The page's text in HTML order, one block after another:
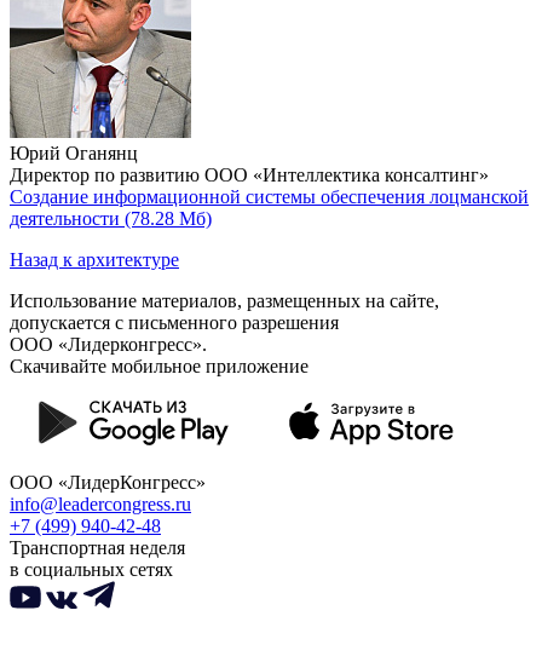
Юрий Оганянц
Директор по развитию ООО «Интеллектика консалтинг»
Создание информационной системы обеспечения лоцманской
деятельности (78.28 Мб)
Назад к архитектуре
Использование материалов, размещенных на сайте,
допускается с письменного разрешения
ООО «Лидерконгресс».
Скачивайте мобильное приложение
ООО «ЛидерКонгресс»
info@leadercongress.ru
+7 (499) 940-42-48
Транспортная неделя
в социальных сетях